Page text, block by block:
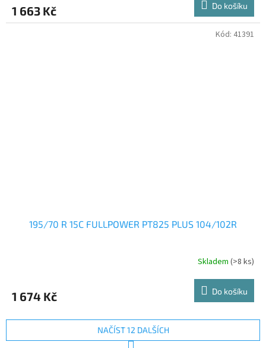
1 663 Kč Do košíku
195/70 R 15C FULLPOWER PT825 PLUS 104/102R
Skladem (>8 ks)
1 674 Kč Do košíku
Kód: 41391
NAČÍST 12 DALŠÍCH